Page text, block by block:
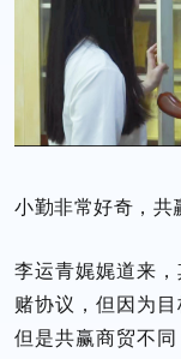
小勤非常好奇，共
李运青娓娓道来
赌协议，但因为
但是共赢商贸不